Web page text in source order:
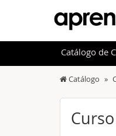
OFERTAS
Catálogo
Catálogo de